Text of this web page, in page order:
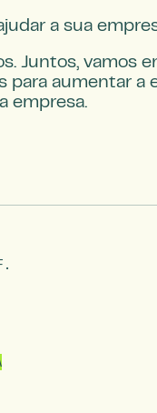
a sua
Juntos, vamos
para aumentar a
empresa.